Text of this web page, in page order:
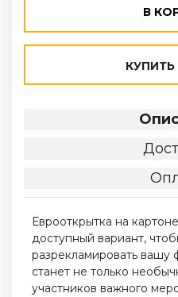
В
КУПИТЬ
Еврооткрытка на
доступный вариант,
разрекламировать вашу
станет не только
участников важного